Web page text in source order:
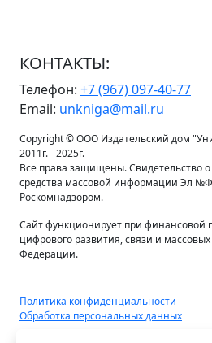
КОНТАКТЫ:
Телефон: +7 (967) 097-40-77
Email: unkniga@mail.ru
Copyright © ООО Издательский дом
2011г. - 2025г.
Все права защищены. Свидетельство о
средства массовой информации Эл
Роскомнадзором.
Сайт функционирует при финансовой
цифрового развития, связи и
Федерации.
Политика конфиденциальности
Обработка персональных данных